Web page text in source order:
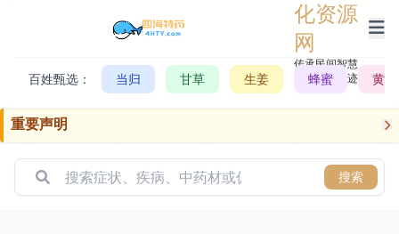
化资源
网
传承民间智慧，
记录历史轨迹
百姓甄选： 当归 甘草 生姜 蜂蜜 黄芪
重要声明
搜索